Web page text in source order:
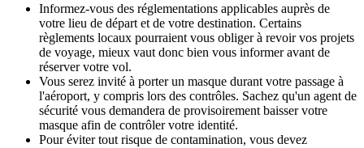
Informez-vous des réglementations applicables auprès de
votre lieu de départ et de votre destination. Certains
règlements locaux pourraient vous obliger à revoir vos projets
de voyage, mieux vaut donc bien vous informer avant de
réserver votre vol.
Vous serez invité à porter un masque durant votre passage à
l'aéroport, y compris lors des contrôles. Sachez qu'un agent de
sécurité vous demandera de provisoirement baisser votre
masque afin de contrôler votre identité.
Pour éviter tout risque de contamination, vous devez